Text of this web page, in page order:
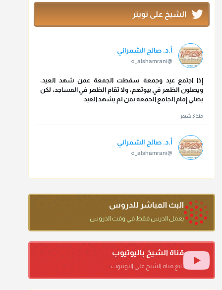
الشيخ على تويتر
أ.د. صالح الشمراني
@d_alshamrani
إذا اجتمع عيد وجمعة سقطت الجمعة عمن شهد العيد،
ويصلون الظهر في بيوتهم، ولا تقام الظهر في المساجد، لكن
يصلي إمام الجامع الجمعة بمن لم يشهد العيد.
منذ 3 شهر
أ.د. صالح الشمراني
@d_alshamrani
ما كنت أظن أن الله بقي يخلق مثلك.
أ.د. صالح الشمراني
أ.د. صالح الشمراني
البث المباشر للدروس
يعمل الدرس فقط في وقت الدروس
قناة الشيخ باليوتيوب
تابع قناة الشيخ على اليوتيوب